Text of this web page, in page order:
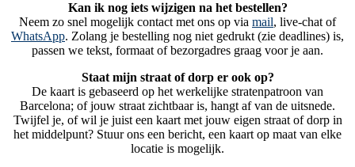
Kan ik nog iets wijzigen na het bestellen?
Neem zo snel mogelijk contact met ons op via mail, live-chat of
WhatsApp. Zolang je bestelling nog niet gedrukt (zie deadlines) is,
passen we tekst, formaat of bezorgadres graag voor je aan.
Staat mijn straat of dorp er ook op?
De kaart is gebaseerd op het werkelijke stratenpatroon van
Barcelona; of jouw straat zichtbaar is, hangt af van de uitsnede.
Twijfel je, of wil je juist een kaart met jouw eigen straat of dorp in
het middelpunt? Stuur ons een bericht, een kaart op maat van elke
locatie is mogelijk.